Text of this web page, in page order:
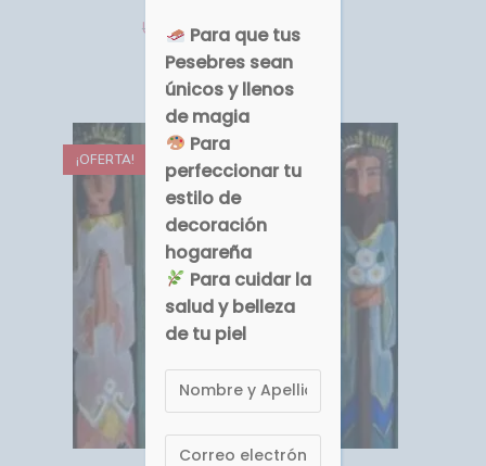
USD $ 60.38 USD $35.00
Comprar
¡OFERTA!
Para que tus
Pesebres sean
únicos y llenos
de magia
Para
perfeccionar tu
estilo de
decoración
hogareña
Para cuidar la
salud y belleza
de tu piel